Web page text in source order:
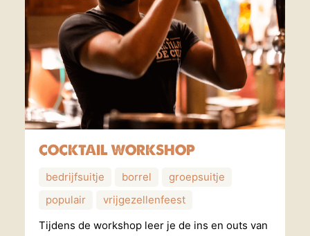
COCKTAIL WORKSHOP
bedrijfsuitje borrel
groepsuitje
populair
vrijgezellenfeest
Tijdens de workshop leer je de ins en outs van